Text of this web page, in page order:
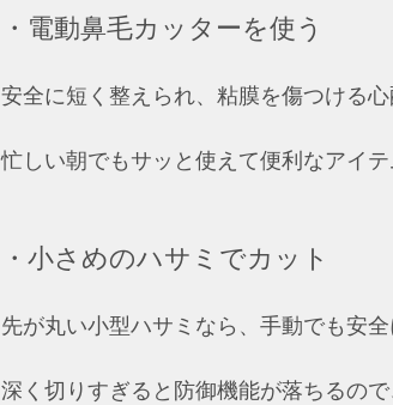
・電動鼻毛カッターを使う
安全に短く整えられ、粘膜を傷つける心
忙しい朝でもサッと使えて便利なアイ
・小さめのハサミでカット
先が丸い小型ハサミなら、手動でも安全
深く切りすぎると防御機能が落ちるの